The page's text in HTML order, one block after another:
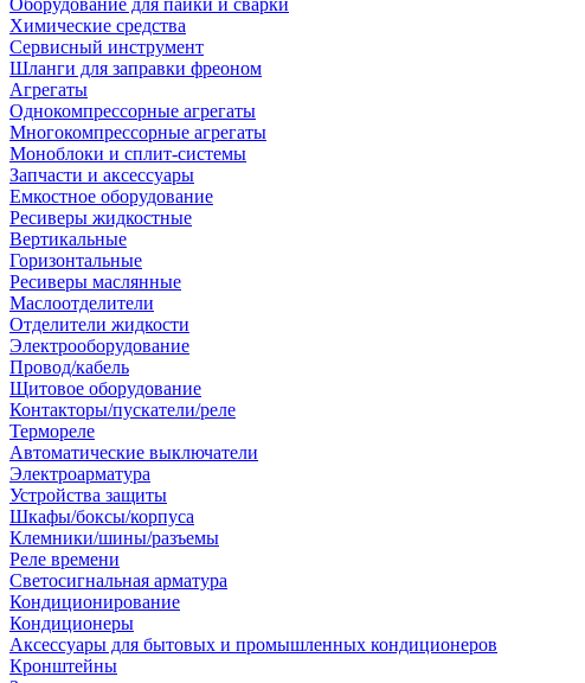
Оборудование для пайки и сварки
Химические средства
Сервисный инструмент
Шланги для заправки фреоном
Агрегаты
Однокомпрессорные агрегаты
Многокомпрессорные агрегаты
Моноблоки и сплит-системы
Запчасти и аксессуары
Емкостное оборудование
Ресиверы жидкостные
Вертикальные
Горизонтальные
Ресиверы маслянные
Маслоотделители
Отделители жидкости
Электрооборудование
Провод/кабель
Щитовое оборудование
Контакторы/пускатели/реле
Термореле
Автоматические выключатели
Электроарматура
Устройства защиты
Шкафы/боксы/корпуса
Клемники/шины/разъемы
Реле времени
Светосигнальная арматура
Кондиционирование
Кондиционеры
Аксессуары для бытовых и промышленных кондиционеров
Кронштейны